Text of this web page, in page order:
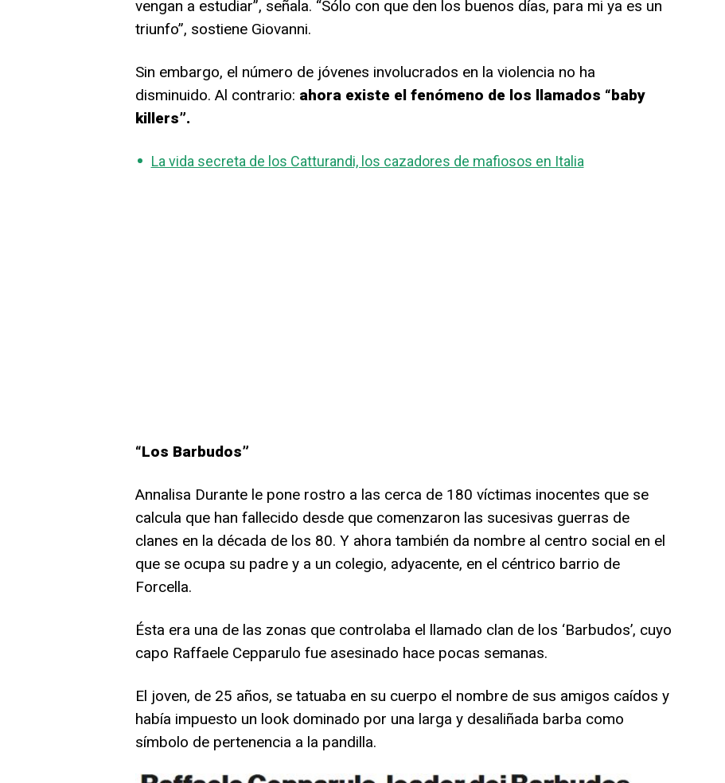
vengan a estudiar”, señala. “Sólo con que den los buenos días, para mi ya es un
triunfo”, sostiene Giovanni.
Sin embargo, el número de jóvenes involucrados en la violencia no ha
disminuido. Al contrario: ahora existe el fenómeno de los llamados “baby
killers”.
La vida secreta de los Catturandi, los cazadores de mafiosos en Italia
“Los Barbudos”
Annalisa Durante le pone rostro a las cerca de 180 víctimas inocentes que se
calcula que han fallecido desde que comenzaron las sucesivas guerras de
clanes en la década de los 80. Y ahora también da nombre al centro social en el
que se ocupa su padre y a un colegio, adyacente, en el céntrico barrio de
Forcella.
Ésta era una de las zonas que controlaba el llamado clan de los ‘Barbudos’, cuyo
capo Raffaele Cepparulo fue asesinado hace pocas semanas.
El joven, de 25 años, se tatuaba en su cuerpo el nombre de sus amigos caídos y
había impuesto un look dominado por una larga y desaliñada barba como
símbolo de pertenencia a la pandilla.